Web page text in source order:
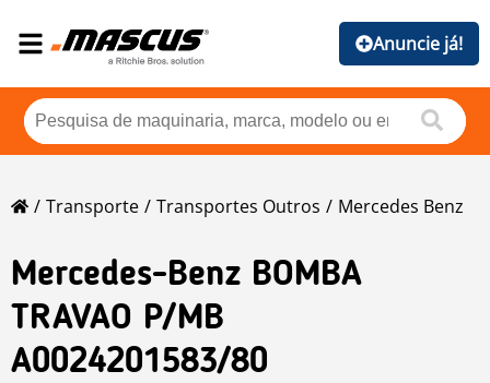
Anuncie já!
Transporte Transportes Outros Mercedes Benz
Mercedes-Benz BOMBA
TRAVAO P/MB
A0024201583/80